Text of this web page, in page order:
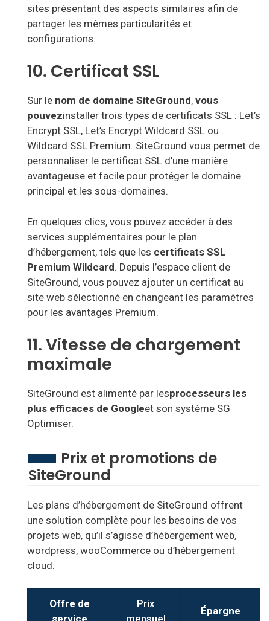
sites présentant des aspects similaires afin de
partager les mêmes particularités et
configurations.
10. Certificat SSL
Sur le nom de domaine SiteGround, vous
pouvezinstaller trois types de certificats SSL : Let’s
Encrypt SSL, Let’s Encrypt Wildcard SSL ou
Wildcard SSL Premium. SiteGround vous permet de
personnaliser le certificat SSL d’une manière
avantageuse et facile pour protéger le domaine
principal et les sous-domaines.
En quelques clics, vous pouvez accéder à des
services supplémentaires pour le plan
d’hébergement, tels que les certificats SSL
Premium Wildcard. Depuis l’espace client de
SiteGround, vous pouvez ajouter un certificat au
site web sélectionné en changeant les paramètres
pour les avantages Premium.
11. Vitesse de chargement
maximale
SiteGround est alimenté par lesprocesseurs les
plus efficaces de Googleet son système SG
Optimiser.
Prix et promotions de
SiteGround
Les plans d’hébergement de SiteGround offrent
une solution complète pour les besoins de vos
projets web, qu’il s’agisse d’hébergement web,
wordpress, wooCommerce ou d’hébergement
cloud.
Offre de
Prix
Épargne